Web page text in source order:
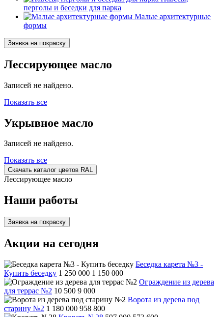
перголы и беседки для парка
Малые архитектурные
формы
Заявка на покраску
Лессирующее масло
Записей не найдено.
Показать все
Укрывное масло
Записей не найдено.
Показать все
Скачать каталог цветов RAL
Лессирующее масло
Наши работы
Заявка на покраску
Акции на сегодня
Беседка карета №3 -
Купить беседку 1 250 000 1 150 000
Ограждение из дерева
для террас №2 10 500 9 000
Ворота из дерева под
старину №2 1 180 000 958 800